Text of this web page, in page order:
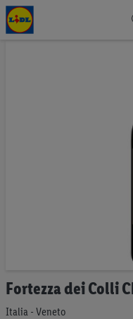
Fortezza dei Colli
Italia - Veneto
Vai
all'inizio
della